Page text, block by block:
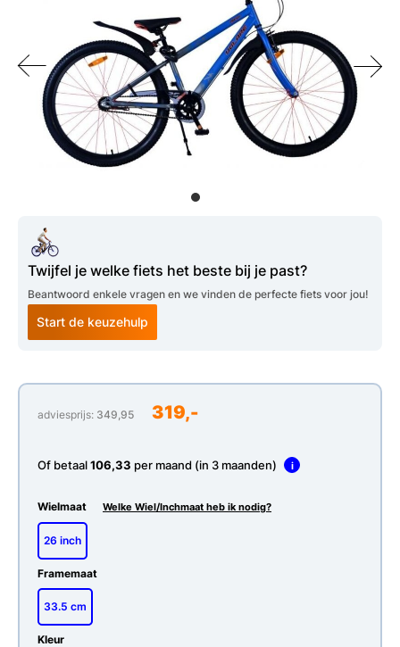
Twijfel je welke fiets het beste bij je past?
Beantwoord enkele vragen en we vinden de perfecte fiets voor jou!
Start de keuzehulp
adviesprijs: 349,95 319,-
Of betaal106,33 per maand (in 3 maanden) i
Wielmaat Welke Wiel/Inchmaat heb ik nodig?
26 inch
Framemaat
33.5 cm
Kleur